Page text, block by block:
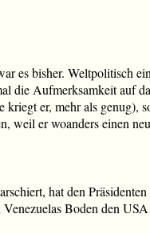
es bisher. Weltpolitisch
die Aufmerksamkeit auf
er, mehr als genug),
weil er woanders einen
hat den
Boden den